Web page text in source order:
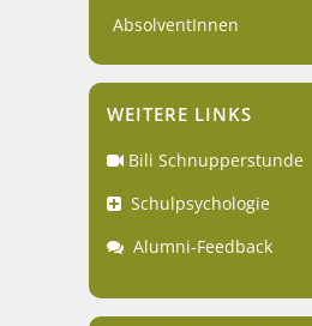
AbsolventInnen
WEITERE LINKS
Bili Schnupperstunde
Schulpsychologie
Alumni-Feedback